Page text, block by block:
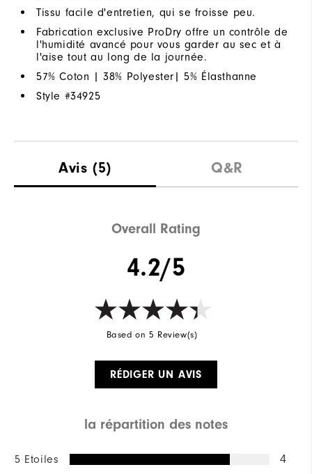
Tissu facile d'entretien, qui se froisse peu.
Fabrication exclusive ProDry offre un contrôle de
l'humidité avancé pour vous garder au sec et à
l'aise tout au long de la journée.
57% Coton | 38% Polyester| 5% Élasthanne
Style #34925
Avis (5) Q&R
Overall Rating
4.2/5
Based on 5 Review(s)
RÉDIGER UN AVIS
la répartition des notes
5 Etoiles 4